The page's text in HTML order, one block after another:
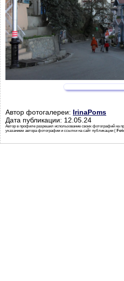
Автор фотогалереи: IrinaPoms
Дата публикации: 12.05.24
Автор в профиле разрешил использование своих фотографий на
указанием автора фотографии и ссылки на сайт публикации (